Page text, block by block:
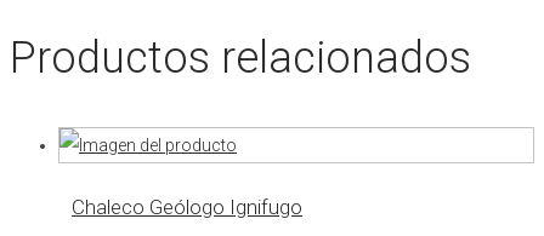
Productos relacionados
Chaleco Geólogo Ignifugo